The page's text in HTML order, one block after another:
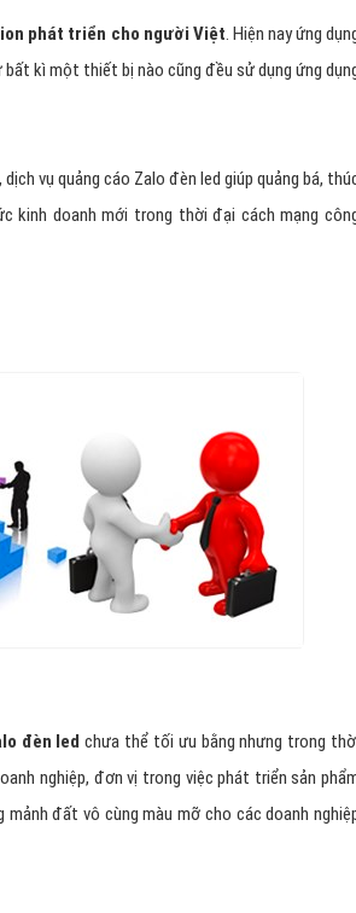
phát triển cho người Việt. Hiện nay ứng
kì một thiết bị nào cũng đều sử dụng ứng
, dịch vụ quảng cáo Zalo đèn led giúp quảng bá,
kinh doanh mới trong thời đại cách mạng
đèn ledchưa thể tối ưu bằng nhưng trong
nghiệp, đơn vị trong việc phát triển sản
đất vô cùng màu mỡ cho các doanh